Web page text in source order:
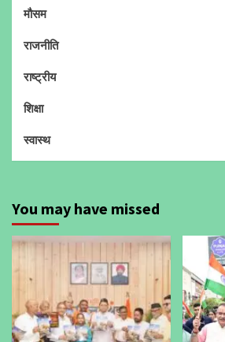
मौसम
राजनीति
राष्ट्रीय
शिक्षा
स्वास्थ
You may have missed